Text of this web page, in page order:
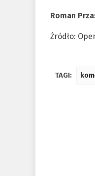
Roman
Źródło:
TAGI: